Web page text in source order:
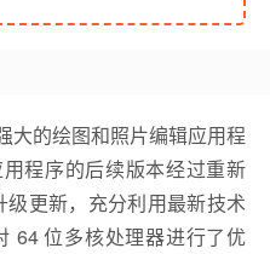
大的绘图和照片编辑应用程
程序的后续版本经过重新
更新，充分利用最新技术
64 位多核处理器进行了优